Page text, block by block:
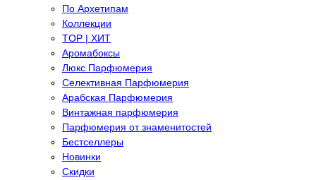
По Архетипам
Коллекции
TOP | ХИТ
Аромабоксы
Люкс Парфюмерия
Селективная Парфюмерия
Арабская Парфюмерия
Винтажная парфюмерия
Парфюмерия от знаменитостей
Бестселлеры
Новинки
Скидки